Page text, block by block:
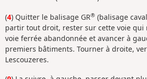
(4) Quitter le balisage GR® (balisage
partir tout droit, rester sur cette voie qui
voie ferrée abandonnée et avancer à
premiers bâtiments. Tourner à droite,
Lescouzeres.